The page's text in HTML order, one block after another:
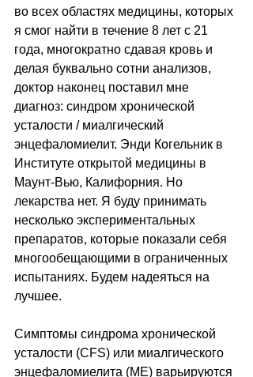
во всех областях медицины, которых
я смог найти в течение 8 лет с 21
года, многократно сдавая кровь и
делая буквально сотни анализов,
доктор наконец поставил мне
диагноз: синдром хронической
усталости / миалгический
энцефаломиелит. Энди Когельник в
Институте открытой медицины в
Маунт-Вью, Калифорния. Но
лекарства нет. Я буду принимать
несколько экспериментальных
препаратов, которые показали себя
многообещающими в ограниченных
испытаниях. Будем надеяться на
лучшее.
Симптомы синдрома хронической
усталости (CFS) или миалгического
энцефаломиелита (ME) варьируются